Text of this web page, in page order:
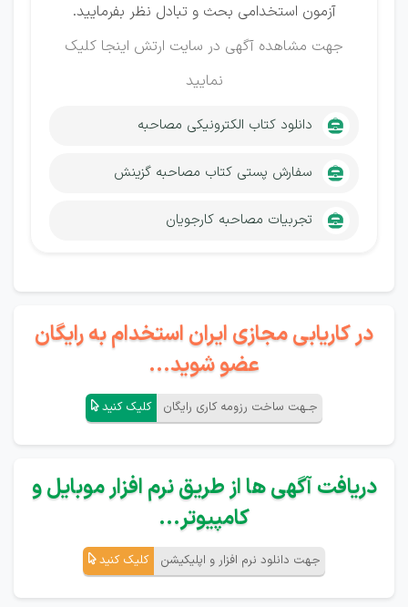
آزمون استخدامی بحث و تبادل نظر بفرمایید.
جهت مشاهده آگهی در سایت ارتش اینجا کلیک
نمایید
دانلود کتاب الکترونیکی مصاحبه
سفارش پستی کتاب مصاحبه گزینش
تجربیات مصاحبه کارجویان
در کاریابی مجازی ایران استخدام به رایگان
عضو شوید...
جـهت ساخت رزومه کاری رایگان کلیک کنید
دریافت آگهی ها از طریق نرم افزار موبایل و
کامپیوتر...
جهت دانلود نرم افزار و اپلیکیشن کلیک کنید